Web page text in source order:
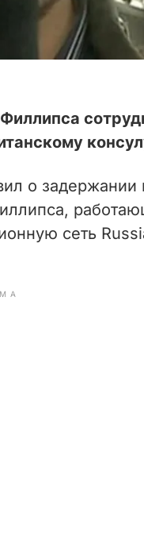
о задержании
сеть